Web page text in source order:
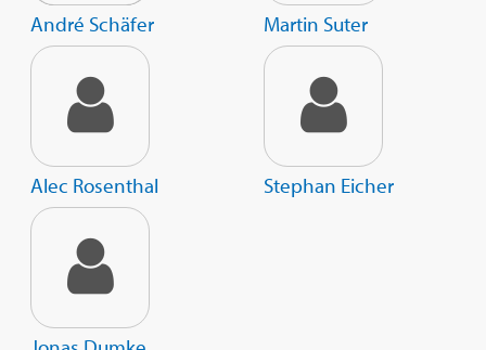
André Schäfer Martin Suter
Alec Rosenthal Stephan Eicher